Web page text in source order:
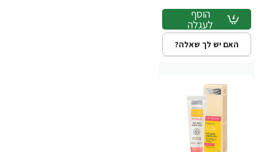
הוסף
לעגלה
האם יש לך שאלה?